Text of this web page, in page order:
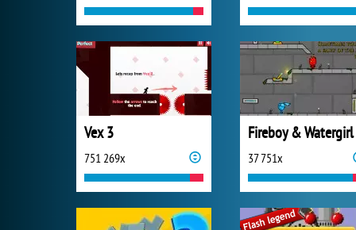
Vex 3
751 269x 37 751x